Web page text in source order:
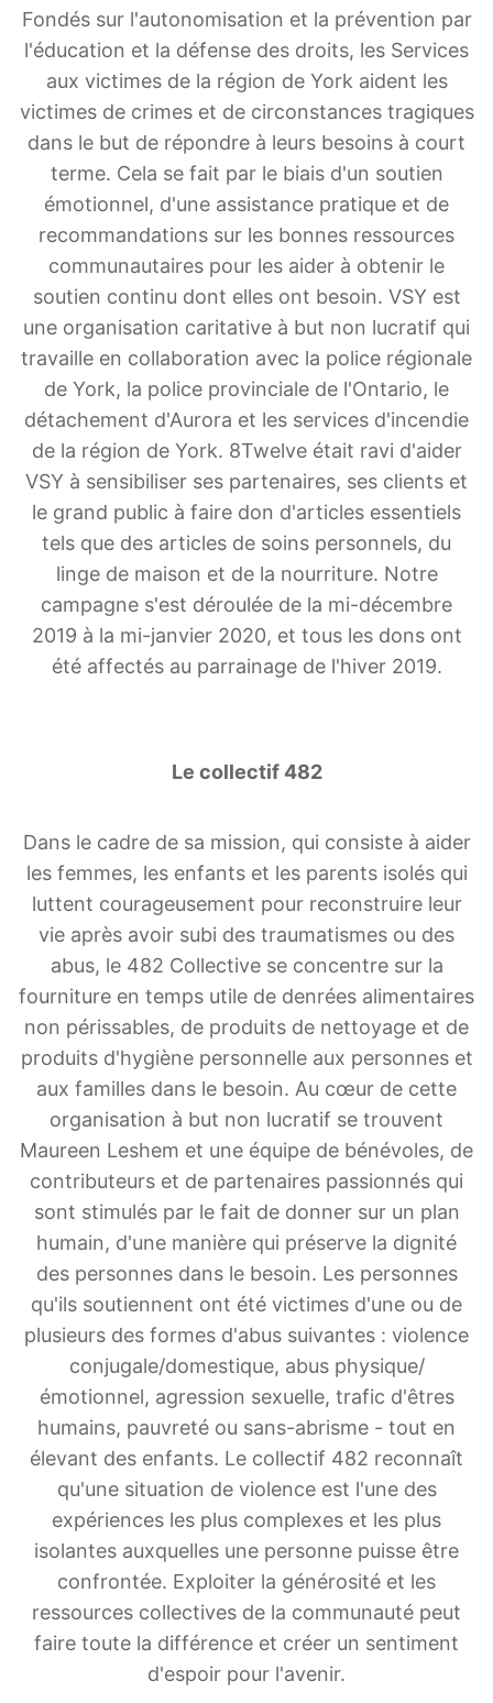
Fondés sur l'autonomisation et la prévention par
l'éducation et la défense des droits, les Services
aux victimes de la région de York aident les
victimes de crimes et de circonstances tragiques
dans le but de répondre à leurs besoins à court
terme. Cela se fait par le biais d'un soutien
émotionnel, d'une assistance pratique et de
recommandations sur les bonnes ressources
communautaires pour les aider à obtenir le
soutien continu dont elles ont besoin. VSY est
une organisation caritative à but non lucratif qui
travaille en collaboration avec la police régionale
de York, la police provinciale de l'Ontario, le
détachement d'Aurora et les services d'incendie
de la région de York. 8Twelve était ravi d'aider
VSY à sensibiliser ses partenaires, ses clients et
le grand public à faire don d'articles essentiels
tels que des articles de soins personnels, du
linge de maison et de la nourriture. Notre
campagne s'est déroulée de la mi-décembre
2019 à la mi-janvier 2020, et tous les dons ont
été affectés au parrainage de l'hiver 2019.
Le collectif 482
Dans le cadre de sa mission, qui consiste à aider
les femmes, les enfants et les parents isolés qui
luttent courageusement pour reconstruire leur
vie après avoir subi des traumatismes ou des
abus, le 482 Collective se concentre sur la
fourniture en temps utile de denrées alimentaires
non périssables, de produits de nettoyage et de
produits d'hygiène personnelle aux personnes et
aux familles dans le besoin. Au cœur de cette
organisation à but non lucratif se trouvent
Maureen Leshem et une équipe de bénévoles, de
contributeurs et de partenaires passionnés qui
sont stimulés par le fait de donner sur un plan
humain, d'une manière qui préserve la dignité
des personnes dans le besoin. Les personnes
qu'ils soutiennent ont été victimes d'une ou de
plusieurs des formes d'abus suivantes : violence
conjugale/domestique, abus physique/
émotionnel, agression sexuelle, trafic d'êtres
humains, pauvreté ou sans-abrisme - tout en
élevant des enfants. Le collectif 482 reconnaît
qu'une situation de violence est l'une des
expériences les plus complexes et les plus
isolantes auxquelles une personne puisse être
confrontée. Exploiter la générosité et les
ressources collectives de la communauté peut
faire toute la différence et créer un sentiment
d'espoir pour l'avenir.